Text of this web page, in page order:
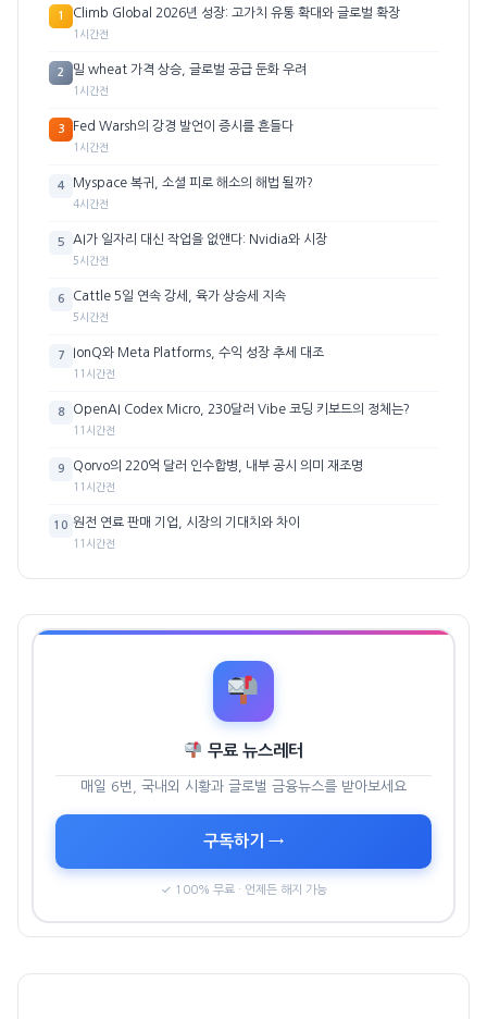
1 Climb Global 2026년 성장: 고가치 유통 확대와 글로벌 확장
1시간전
2 밀 wheat 가격 상승, 글로벌 공급 둔화 우려
1시간전
3 Fed Warsh의 강경 발언이 증시를 흔들다
1시간전
4 Myspace 복귀, 소셜 피로 해소의 해법 될까?
4시간전
5 AI가 일자리 대신 작업을 없앤다: Nvidia와 시장
5시간전
6 Cattle 5일 연속 강세, 육가 상승세 지속
5시간전
7 IonQ와 Meta Platforms, 수익 성장 추세 대조
11시간전
8 OpenAI Codex Micro, 230달러 Vibe 코딩 키보드의 정체는?
11시간전
9 Qorvo의 220억 달러 인수합병, 내부 공시 의미 재조명
11시간전
10 원전 연료 판매 기업, 시장의 기대치와 차이
11시간전
무료 뉴스레터
매일 6번, 국내외 시황과 글로벌 금융뉴스를 받아보세요
구독하기 →
✓ 100% 무료 · 언제든 해지 가능